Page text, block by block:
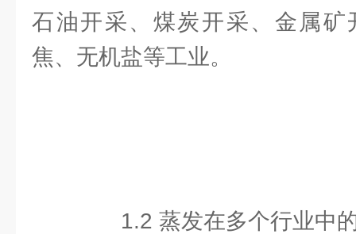
石油开采、煤炭开采、金属矿
焦、无机盐等工业。
1.2 蒸发在多个行业中